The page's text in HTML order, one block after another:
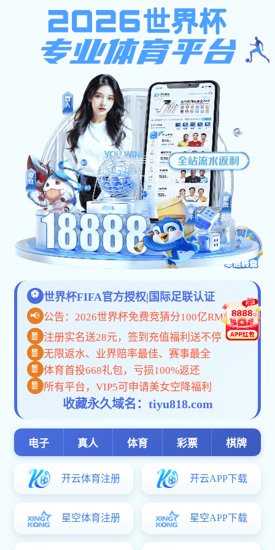
全民捕鱼大战
全民捕鱼大战:操作失败！
请先登录系统后再查看
页面自动 跳转 等待时间：3
全民捕鱼大战-玄策科技公司(中国在线有限责任公司)